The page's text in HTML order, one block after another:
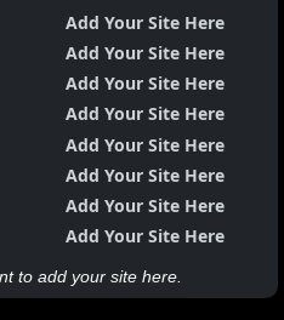
Add Your Site Here
Add Your Site Here
Add Your Site Here
Add Your Site Here
Add Your Site Here
Add Your Site Here
Add Your Site Here
Add Your Site Here
to add your site here.